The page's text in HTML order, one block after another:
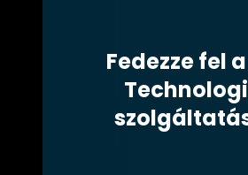
Fedezze fel